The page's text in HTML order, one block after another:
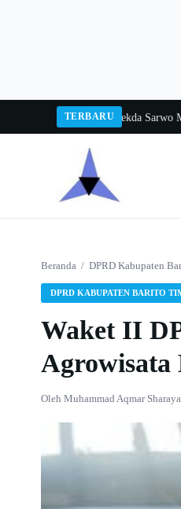
TERBARU
Balang 2026Pj Sekda Sarwo
Beranda / DPRD Kabupaten
DPRD KABUPATEN BARITO
Waket II
Agrowisata
Oleh Muhammad Aqmar Sharaya